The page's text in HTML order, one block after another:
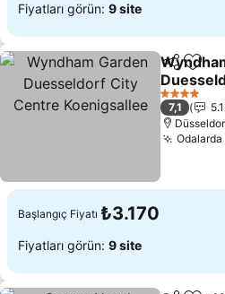
Fiyatları görün: 9 site
Paylaş
Fiyatları
4 Yıldız
7,1
Başlangıç Fiyatı ₺3.170
Fiyatları görün: 9 site